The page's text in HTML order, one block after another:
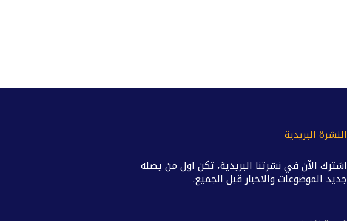
النشرة البريدية
اشترك الآن في نشرتنا البريدية، تكن اول من يصله
جديد الموضوعات والاخبار قبل الجميع.